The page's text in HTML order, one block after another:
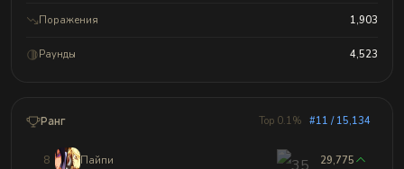
Поражения 1,903
Раунды 4,523
Ранг Top 0.1% #11 / 15,134
8 Пайпи 29,775